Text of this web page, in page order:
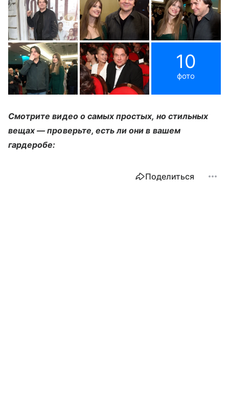
10
фото
Смотрите видео о самых простых, но стильных
вещах — проверьте, есть ли они в вашем
гардеробе:
Поделиться